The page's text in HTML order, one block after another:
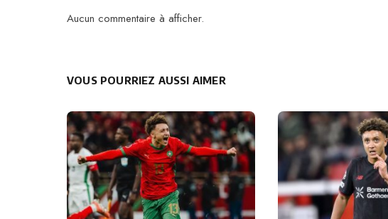
Aucun commentaire à afficher.
VOUS POURRIEZ AUSSI AIMER